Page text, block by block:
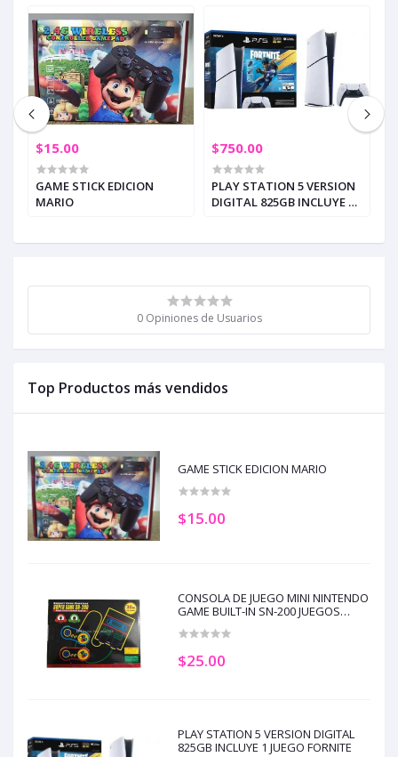
0 Opiniones de Usuarios
Top Productos más vendidos
GAME STICK EDICION MARIO
$15.00
CONSOLA DE JUEGO MINI NINTENDO
GAME BUILT-IN SN-200 JUEGOS
$25.00
PLAY STATION 5 VERSION DIGITAL
825GB INCLUYE 1 JUEGO FORNITE
$15.00
GAME STICK EDICION
MARIO
$750.00
PLAY STATION 5 VERSION
DIGITAL 825GB INCLUYE 1